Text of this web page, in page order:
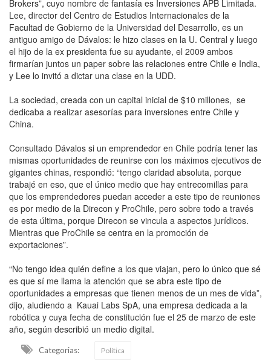
Brokers”, cuyo nombre de fantasía es Inversiones APB Limitada.
Lee, director del Centro de Estudios Internacionales de la
Facultad de Gobierno de la Universidad del Desarrollo, es un
antiguo amigo de Dávalos: le hizo clases en la U. Central y luego
el hijo de la ex presidenta fue su ayudante, el 2009 ambos
firmarían juntos un paper sobre las relaciones entre Chile e India,
y Lee lo invitó a dictar una clase en la UDD.
La sociedad, creada con un capital inicial de $10 millones, se
dedicaba a realizar asesorías para inversiones entre Chile y
China.
Consultado Dávalos si un emprendedor en Chile podría tener las
mismas oportunidades de reunirse con los máximos ejecutivos de
gigantes chinas, respondió: “tengo claridad absoluta, porque
trabajé en eso, que el único medio que hay entrecomillas para
que los emprendedores puedan acceder a este tipo de reuniones
es por medio de la Direcon y ProChile, pero sobre todo a través
de esta última, porque Direcon se vincula a aspectos jurídicos.
Mientras que ProChile se centra en la promoción de
exportaciones”.
“No tengo idea quién define a los que viajan, pero lo único que sé
es que sí me llama la atención que se abra este tipo de
oportunidades a empresas que tienen menos de un mes de vida”,
dijo, aludiendo a Kauai Labs SpA, una empresa dedicada a la
robótica y cuya fecha de constitución fue el 25 de marzo de este
año, según describió un medio digital.
Categorias: Política